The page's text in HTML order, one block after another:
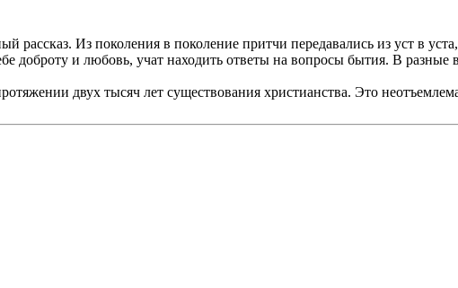
рассказ. Из поколения в поколение притчи передавались из уст в
доброту и любовь, учат находить ответы на вопросы бытия. В
двух тысяч лет существования христианства. Это